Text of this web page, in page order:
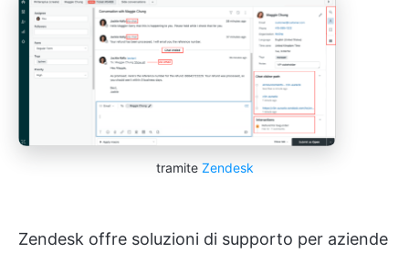
tramite Zendesk
Zendesk offre soluzioni di supporto per aziende